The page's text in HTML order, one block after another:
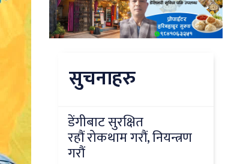
सुचनाहरु
डेंगीबाट सुरक्षित
रहौं रोकथाम गरौं, नियन्त्रण
गरौं